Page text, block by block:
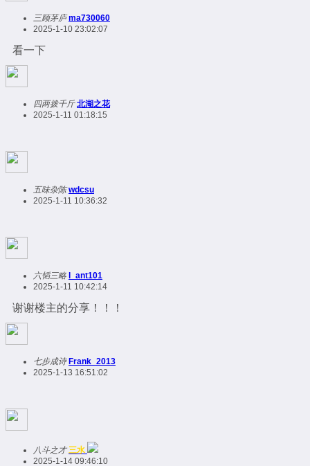
三顾茅庐 ma730060
2025-1-10 23:02:07
看一下
四两拨千斤 北湖之花
2025-1-11 01:18:15
五味杂陈 wdcsu
2025-1-11 10:36:32
六韬三略
l_ant101
2025-1-11 10:42:14
谢谢楼主的分享！！！
七步成诗 Frank_2013
2025-1-13 16:51:02
八斗之才 三水
2025-1-14 09:46:10